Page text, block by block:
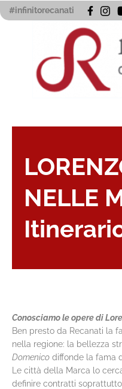
Vai
al
#infinitorecanati
NELLE
Conosciamo le opere di
Ben presto da Recanati la
nella regione: la bellezza
Domenico diffonde la fama
Le città della Marca lo
definire contratti